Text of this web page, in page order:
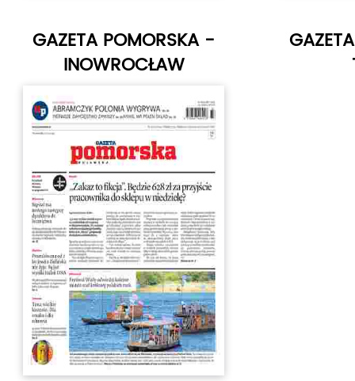
GAZETA POMORSKA -
INOWROCŁAW